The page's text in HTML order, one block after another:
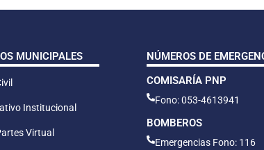
MUNICIPALES
Institucional
Virtual
NÚMEROS DE
COMISARÍA PNP
Fono: 053-4613941
BOMBEROS
Emergencias Fono: 116